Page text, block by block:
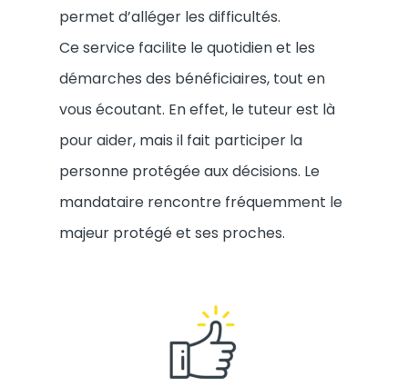
permet d’alléger les difficultés.
Ce service facilite le quotidien et les
démarches des bénéficiaires, tout en
vous écoutant. En effet, le tuteur est là
pour aider, mais il fait participer la
personne protégée aux décisions. Le
mandataire rencontre fréquemment le
majeur protégé et ses proches.